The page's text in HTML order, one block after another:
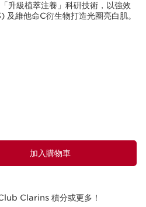
升級植萃注養」科硏技術，以強效
維他命C衍生物打造光圈亮白肌。
加入購物車
Clarins 積分或更多！